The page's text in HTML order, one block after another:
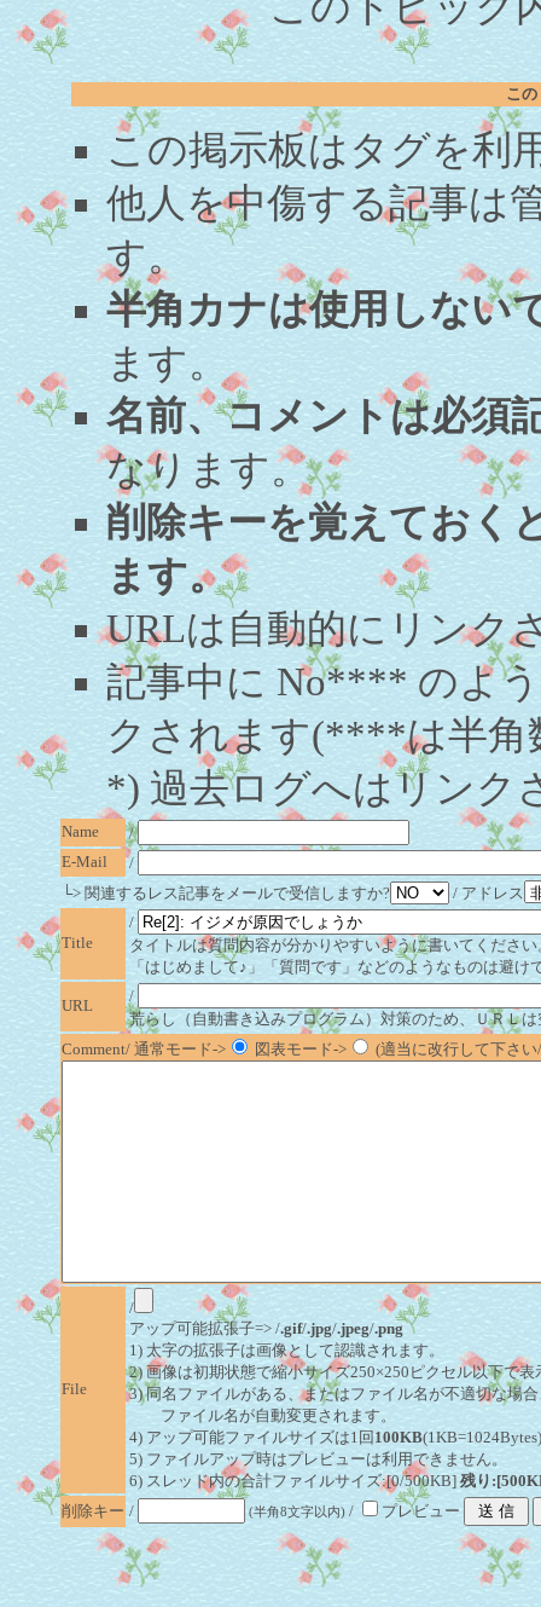
こ
この掲示板はタグを利
他人を中傷する記事は
す。
半角カナは使用しない
ます。
名前、コメントは必須
なります。
削除キーを覚えておく
ます。
URLは自動的にリンク
記事中に No**** のよ
クされます(****は半角
*) 過去ログへはリンク
Name
/
E-Mail
/
└> 関連するレス記事をメールで受信しますか?
/ アドレス
Title
/
タイトルは質問内容が分かりやすいように書いてください
「はじめまして♪」「質問です」などのようなものは避け
URL
/
荒らし（自動書き込みプログラム）対策のため、ＵＲＬ
Comment/ 通常モード->
図表モード-> (適当に改行して下さ
File
/
アップ可能拡張子=> /.gif/.jpg/.jpeg/.png
1) 太字の拡張子は画像として認識されます。
2) 画像は初期状態で縮小サイズ250×250ピクセル以下で表
3) 同名ファイルがある、またはファイル名が不適切な場
ファイル名が自動変更されます。
4) アップ可能ファイルサイズは1回 100KB
5) ファイルアップ時はプレビューは利用できません。
6) スレッド内の合計ファイルサイズ:[0/500KB] 残り
削除キー / (半角8文字以内) / プレビュー